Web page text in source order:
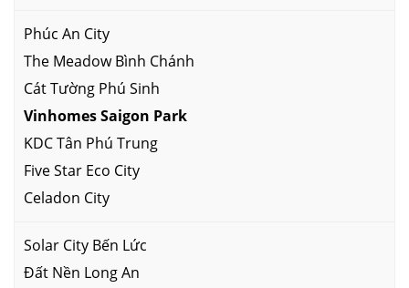
Phúc An City
The Meadow Bình Chánh
Cát Tường Phú Sinh
Vinhomes Saigon Park
KDC Tân Phú Trung
Five Star Eco City
Celadon City
Solar City Bến Lức
Đất Nền Long An